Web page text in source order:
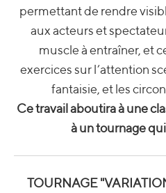
permettant de rendre
aux acteurs et
muscle à entraîner, et
exercices sur l’attention
fantaisie, et les
Ce travail aboutira à une
à un tournage
TOURNAGE